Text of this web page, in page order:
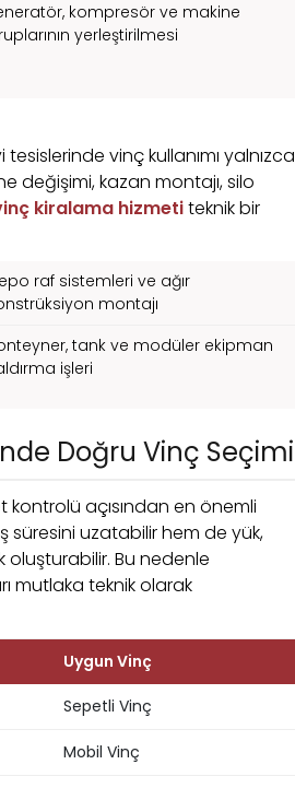
kompresör ve makine
yerleştirilmesi
vinç kullanımı yalnızca
değişimi, kazan montajı, silo
kiralama hizmetiteknik bir
raf sistemleri ve ağır
montajı
tank ve modüler ekipman
işleri
Doğru Vinç Seçimi
açısından en önemli
süresini uzatabilir hem de yük,
oluşturabilir. Bu nedenle
mutlaka teknik olarak
Uygun Vinç
Sepetli Vinç
Mobil Vinç